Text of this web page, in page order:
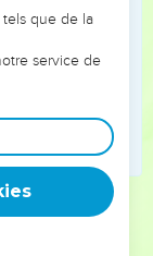
et ne t'effraye
et ta
qui
dit l'Éternel, car
toutes les
pas
tels que de la
service de